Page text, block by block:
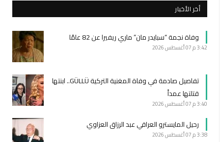
أخر الأخبار
وفاة نجمة “سبايدر مان” ماري ريفيرا عن 82 عامًا
3:42 م 07 أغسطس 2026
تفاصيل صادمة في وفاة المغنية التركية GÜLLÜ.. ابنتها
قتلتها عمداً
3:40 م 07 أغسطس 2026
رحيل المايسترو العراقي عبد الرزاق العزاوي
3:38 م 07 أغسطس 2026